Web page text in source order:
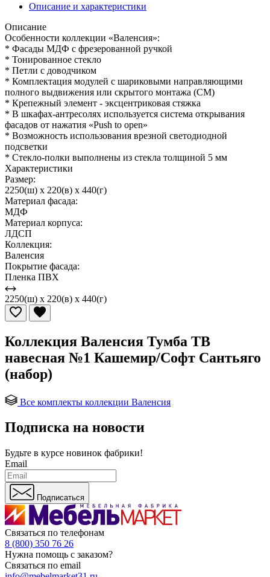
Описание и характеристики
Описание
Особенности коллекции «Валенсия»:
* Фасады МДФ с фрезерованной ручкой
* Тонированное стекло
* Петли с доводчиком
* Комплектация модулей с шариковыми направляющими
полного выдвижения или скрытого монтажа (СМ)
* Крепежный элемент - эксцентриковая стяжка
* В шкафах-антресолях используется система открывания
фасадов от нажатия «Push to open»
* Возможность использования врезной светодиодной
подсветки
* Стекло-полки выполнены из стекла толщиной 5 мм
Характеристики
Размер:
2250(ш) x 220(в) x 440(г)
Материал фасада:
МДФ
Материал корпуса:
ЛДСП
Коллекция:
Валенсия
Покрытие фасада:
Пленка ПВХ
2250(ш) x 220(в) x 440(г)
Коллекция Валенсия Тумба ТВ
навесная №1 Кашемир/Софт Сантьяго
(набор)
Все комплекты коллекции Валенсия
Подписка на новости
Будьте в курсе новинок фабрики!
Email
Подписаться
Связаться по телефонам
8 (800) 350 76 26
Нужна помощь с заказом?
Связаться по email